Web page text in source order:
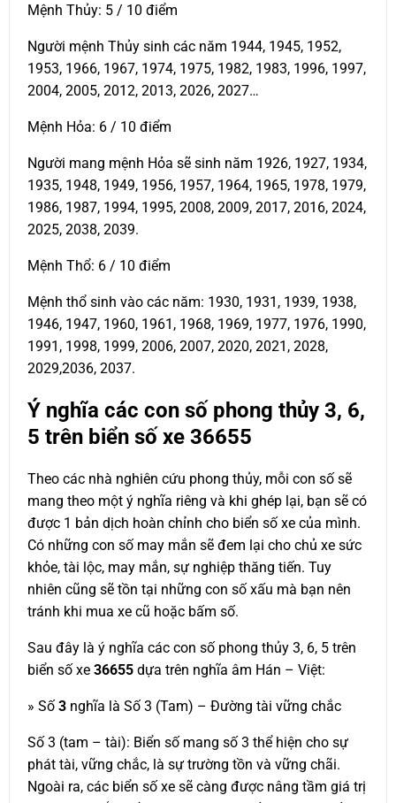
Mệnh Thủy: 5 / 10 điểm
Người mệnh Thủy sinh các năm 1944, 1945, 1952,
1953, 1966, 1967, 1974, 1975, 1982, 1983, 1996, 1997,
2004, 2005, 2012, 2013, 2026, 2027…
Mệnh Hỏa: 6 / 10 điểm
Người mang mệnh Hỏa sẽ sinh năm 1926, 1927, 1934,
1935, 1948, 1949, 1956, 1957, 1964, 1965, 1978, 1979,
1986, 1987, 1994, 1995, 2008, 2009, 2017, 2016, 2024,
2025, 2038, 2039.
Mệnh Thổ: 6 / 10 điểm
Mệnh thổ sinh vào các năm: 1930, 1931, 1939, 1938,
1946, 1947, 1960, 1961, 1968, 1969, 1977, 1976, 1990,
1991, 1998, 1999, 2006, 2007, 2020, 2021, 2028,
2029,2036, 2037.
Ý nghĩa các con số phong thủy 3, 6,
5 trên biển số xe 36655
Theo các nhà nghiên cứu phong thủy, mỗi con số sẽ
mang theo một ý nghĩa riêng và khi ghép lại, bạn sẽ có
được 1 bản dịch hoàn chỉnh cho biển số xe của mình.
Có những con số may mắn sẽ đem lại cho chủ xe sức
khỏe, tài lộc, may mắn, sự nghiệp thăng tiến. Tuy
nhiên cũng sẽ tồn tại những con số xấu mà bạn nên
tránh khi mua xe cũ hoặc bấm số.
Sau đây là ý nghĩa các con số phong thủy 3, 6, 5 trên
biển số xe 36655 dựa trên nghĩa âm Hán – Việt:
» Số3 nghĩa là Số 3 (Tam) – Đường tài vững chắc
Số 3 (tam – tài): Biển số mang số 3 thể hiện cho sự
phát tài, vững chắc, là sự trường tồn và vững chãi.
Ngoài ra, các biển số xe sẽ càng được nâng tầm giá trị